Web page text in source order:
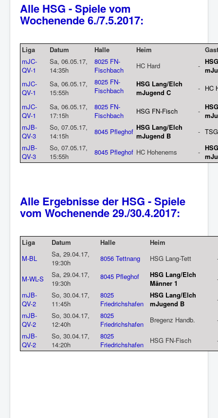
Alle HSG - Spiele vom
Wochenende 6./7.5.2017:
Liga Datum Halle Heim
Gast
mJC-
QV-1
Sa, 06.05.17,
14:35h
8025 FN-
Fischbach
HC Hard -
mJC-
QV-1
Sa, 06.05.17,
15:55h
8025 FN-
Fischbach
HSG Lang/Elch
mJugend C
- HC
mJC-
QV-1
Sa, 06.05.17,
17:15h
8025 FN-
Fischbach
HSG FN-Fisch -
mJB-
QV-3
So, 07.05.17,
14:15h
8045 Pfleghof HSG Lang/Elch
mJugend B
-
mJB-
QV-3
So, 07.05.17,
15:55h
8045 Pfleghof HC Hohenems -
Alle Ergebnisse der HSG - Spiele
vom Wochenende 29./30.4.2017:
Liga Datum Halle
Heim
M-BL
Sa, 29.04.17,
19:30h
8056 Tettnang HSG Lang-Tett
M-WL-S
Sa, 29.04.17,
19:30h
8045 Pfleghof
HSG Lang/Elch
Männer 1
mJB-
QV-2
So, 30.04.17,
11:45h
8025
Friedrichshafen
HSG Lang/Elch
mJugend B
mJB-
QV-2
So, 30.04.17,
12:40h
8025
Friedrichshafen
Bregenz Handb.
mJB-
QV-2
So, 30.04.17,
14:20h
8025
Friedrichshafen
HSG FN-Fisch